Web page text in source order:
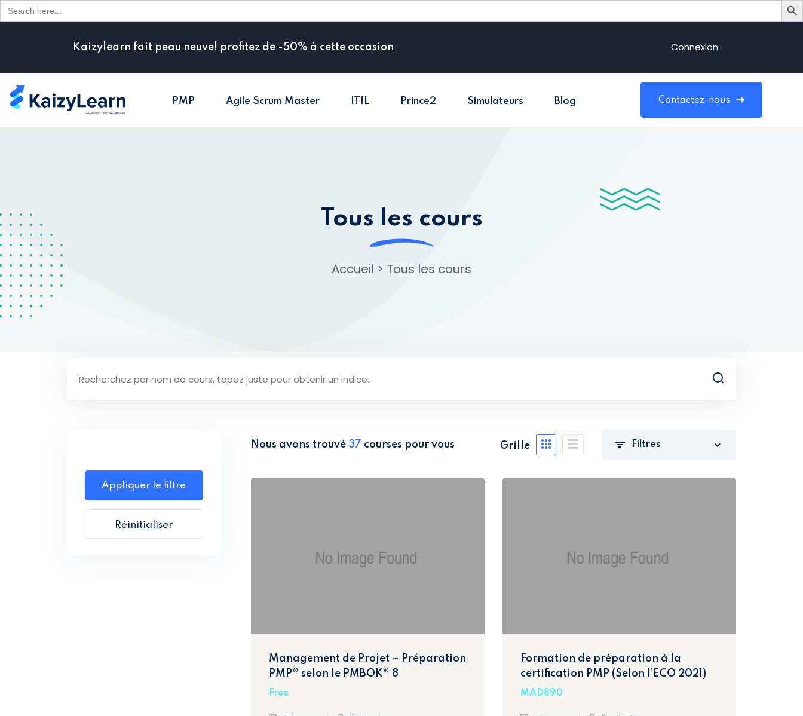
Search
for:
Kaizylearn fait peau neuve! profitez de -50% à cette occasion Connexion
PMP Agile Scrum Master ITIL Prince2 Simulateurs Blog Contactez-nous
Tous les cours
Accueil > Tous les cours​
Appliquer le filtre
Réinitialiser
Nous avons trouvé 37 courses pour vous Grille
Management de Projet – Préparation
PMP® selon le PMBOK® 8
Free
Formation de préparation à la
certification PMP (Selon l’ECO 2021)
MAD890
Sign in Sign up